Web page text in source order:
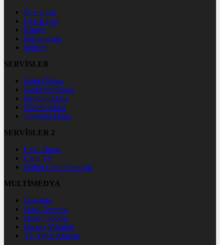
Üye Girişi
Üye Kaydı
Künye
Hakkımızda
İletişim
SERVİSLER
Futbol İddaa
Basketbol İddaa
Hentbol İddaa
Bilardo İddaa
Voleybol İddaa
SERVİSLER 2
Canlı Borsa
Canlı TV
Futbol Canlı Sonuçlar
MULTİMEDYA
Gazeteler
Hava Durumu
Haber Gönder
Namaz Vakitleri
TV Yayın Akışları